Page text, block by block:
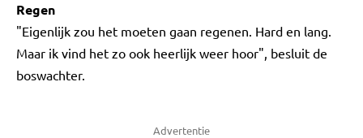
Regen
"Eigenlijk zou het moeten gaan regenen. Hard en lang.
Maar ik vind het zo ook heerlijk weer hoor", besluit de
boswachter.
Advertentie